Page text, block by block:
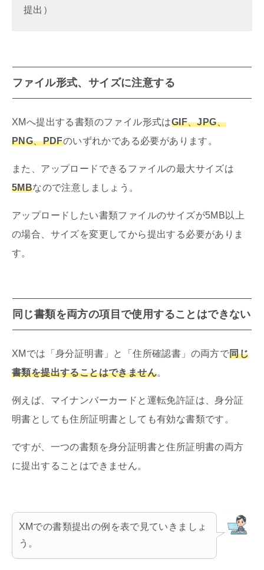
提出）
ファイル形式、サイズに注意する
XMへ提出する書類のファイル形式はGIF、JPG、
PNG、PDFのいずれかである必要があります。
また、アップロードできるファイルの最大サイズは
5MBなので注意しましょう。
アップロードしたい書類ファイルのサイズが5MB以上
の場合、サイズを変更してから提出する必要がありま
す。
同じ書類を両方の項目で使用することはできない
XMでは「身分証明書」と「住所確認書」の両方で同じ
書類を提出することはできません。
例えば、マイナンバーカードと運転免許証は、身分証
明書としても住所証明書としても有効な書類です。
ですが、一つの書類を身分証明書と住所証明書の両方
に提出することはできません。
XMでの書類提出の例を表で見ていきましょ
う。